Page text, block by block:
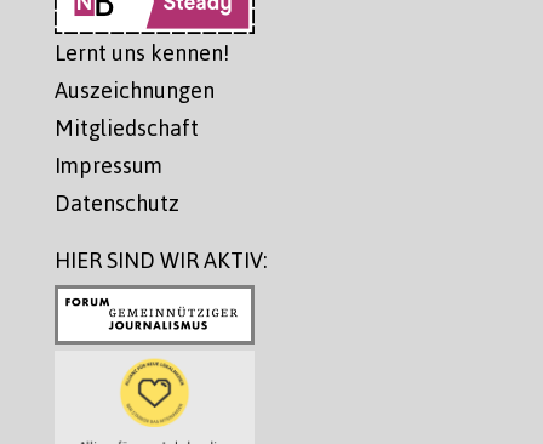
Lernt uns kennen!
Auszeichnungen
Mitgliedschaft
Impressum
Datenschutz
HIER SIND WIR AKTIV: